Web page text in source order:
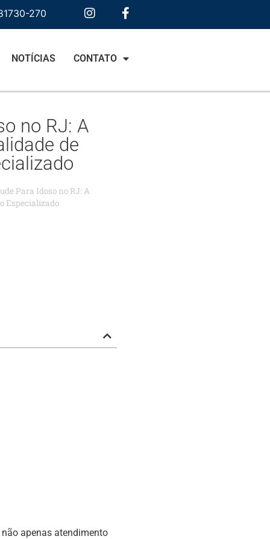
270
NOTÍCIAS CONTATO
no RJ: A
de
Para Idoso no RJ: A
Especializado
apenas atendimento